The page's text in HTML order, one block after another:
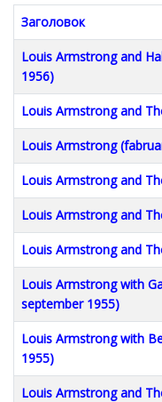
Заголовок
Louis Armstrong and
1956)
Louis Armstrong and
Louis Armstrong
Louis Armstrong and
Louis Armstrong and
Louis Armstrong and
Louis Armstrong with
september 1955)
Louis Armstrong with
1955)
Louis Armstrong and